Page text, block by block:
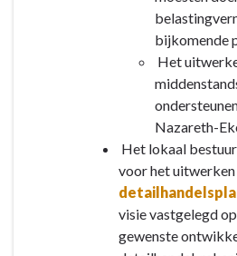
bijkomende
Het
Nazareth-
Het lokaal
voor het uitwerken
visie vastgelegd
gewenste